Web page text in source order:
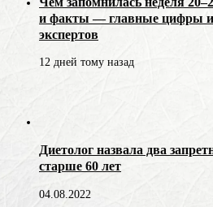
и факты — главные цифры
экспертов
12 дней тому назад
Диетолог назвала два
старше 60 лет
04.08.2022